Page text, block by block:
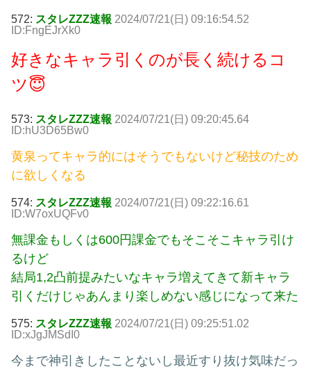
572: スタレZZZ速報 2024/07/21(日) 09:16:54.52
ID:FngEJrXk0
好きなキャラ引くのが長く続けるコ
ツ😇
573: スタレZZZ速報 2024/07/21(日) 09:20:45.64
ID:hU3D65Bw0
黄泉ってキャラ的にはそうでもないけど秘技のため
に欲しくなる
574: スタレZZZ速報 2024/07/21(日) 09:22:16.61
ID:W7oxUQFv0
無課金もしくは600円課金でもそこそこキャラ引け
るけど
結局1,2凸前提みたいなキャラ増えてきて新キャラ
引くだけじゃあんまり楽しめない感じになって来た
575: スタレZZZ速報 2024/07/21(日) 09:25:51.02
ID:xJgJMSdI0
今まで神引きしたことないし最近すり抜け気味だっ